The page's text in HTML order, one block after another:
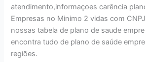
atendimento,informaçoes carência
Empresas no Minimo 2 vidas com
nossas tabela de plano de saude
encontra tudo de plano de saúde
regiões.